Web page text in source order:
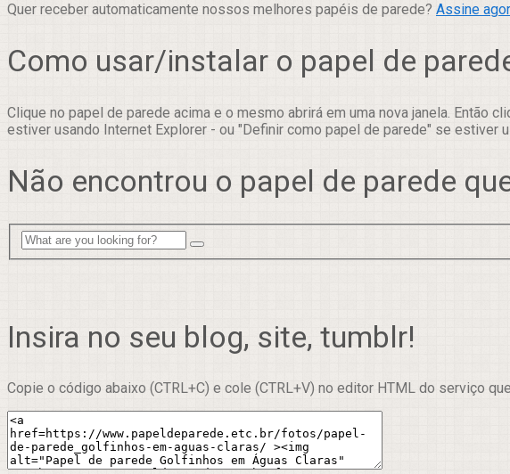
Quer receber automaticamente nossos melhores papéis de parede? Assine
Como usar/instalar o papel de
Clique no papel de parede acima e o mesmo abrirá em uma nova janela. Então
estiver usando Internet Explorer - ou "Definir como papel de parede" se estiver
Não encontrou o papel de parede
Insira no seu blog, site, tumblr!
Copie o código abaixo (CTRL+C) e cole (CTRL+V) no editor HTML do serviço